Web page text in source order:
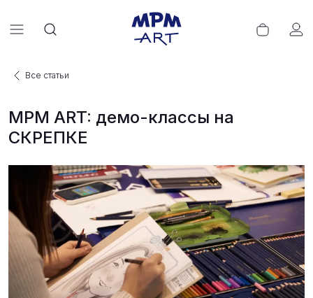
Все статьи
MPM ART: демо-классы на
СКРЕПКЕ